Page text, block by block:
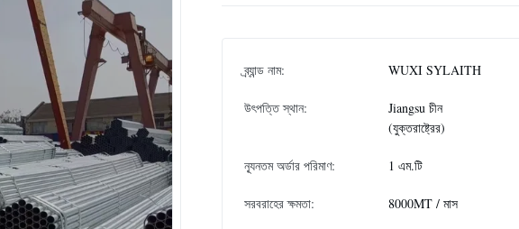
ব্র্যান্ড নাম: WUXI SYLAITH
উৎপত্তি স্থান:
Jiangsu চীন
(যুক্তরাষ্ট্রের)
ন্যূনতম অর্ডার পরিমাণ: 1 এম.টি
সরবরাহের ক্ষমতা: 8000MT / মাস